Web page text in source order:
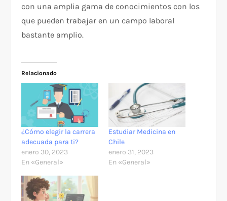
con una amplia gama de conocimientos con los
que pueden trabajar en un campo laboral
bastante amplio.
Relacionado
¿Cómo elegir la carrera
adecuada para ti?
enero 30, 2023
En «General»
Estudiar Medicina en
Chile
enero 31, 2023
En «General»